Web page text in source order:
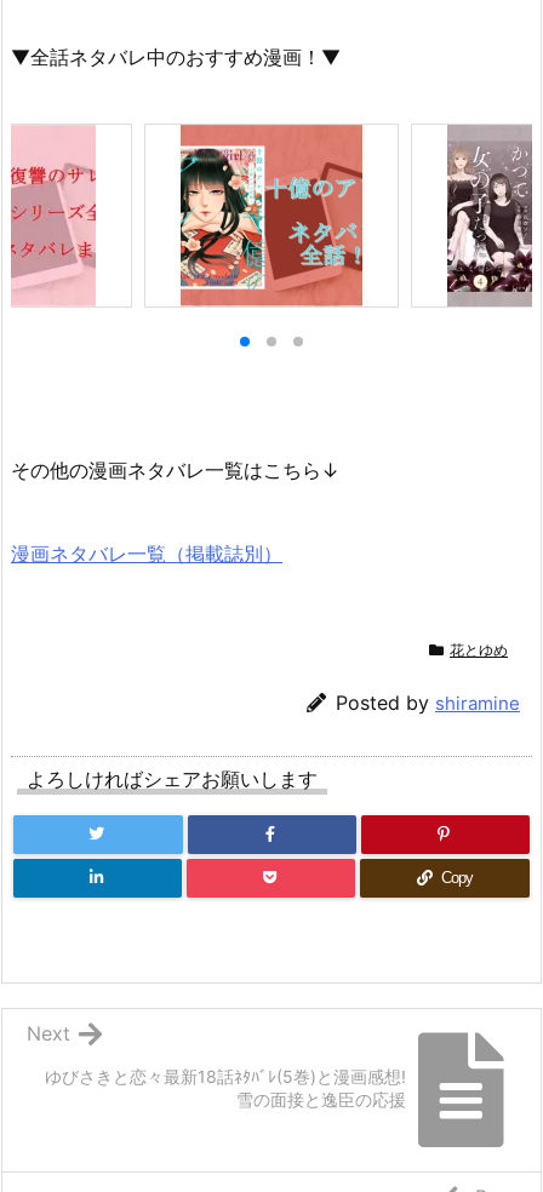
▼全話ネタバレ中のおすすめ漫画！▼
その他の漫画ネタバレ一覧はこちら↓
漫画ネタバレ一覧（掲載誌別）
花とゆめ
Posted by shiramine
よろしければシェアお願いします
Copy
ゆびさきと恋々最新18話ﾈﾀﾊﾞﾚ(5巻)と漫画感想!
雪の面接と逸臣の応援
Next